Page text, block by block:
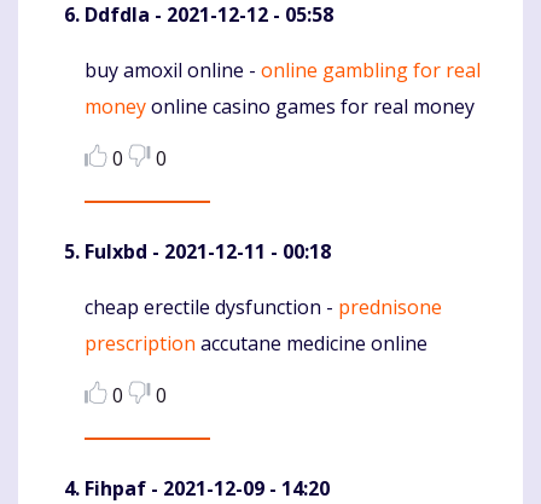
Ddfdla - 2021-12-12 - 05:58
Komentaras
buy amoxil online - online gambling for real
moneyonline casino games for real money
0
0
Fulxbd - 2021-12-11 - 00:18
Komentaras
cheap erectile dysfunction - prednisone
prescription accutane medicine online
0
0
Fihpaf - 2021-12-09 - 14:20